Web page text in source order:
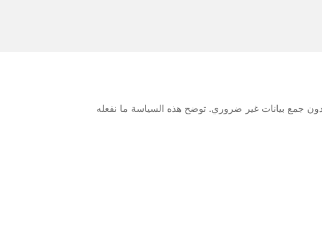
جمع بيانات غير ضروري. توضح هذه السياسة ما نفعله